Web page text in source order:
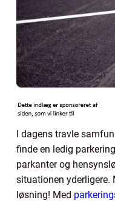
I dagens travle
finde en ledig
parkanter og
situationen yderligere.
løsning! Med